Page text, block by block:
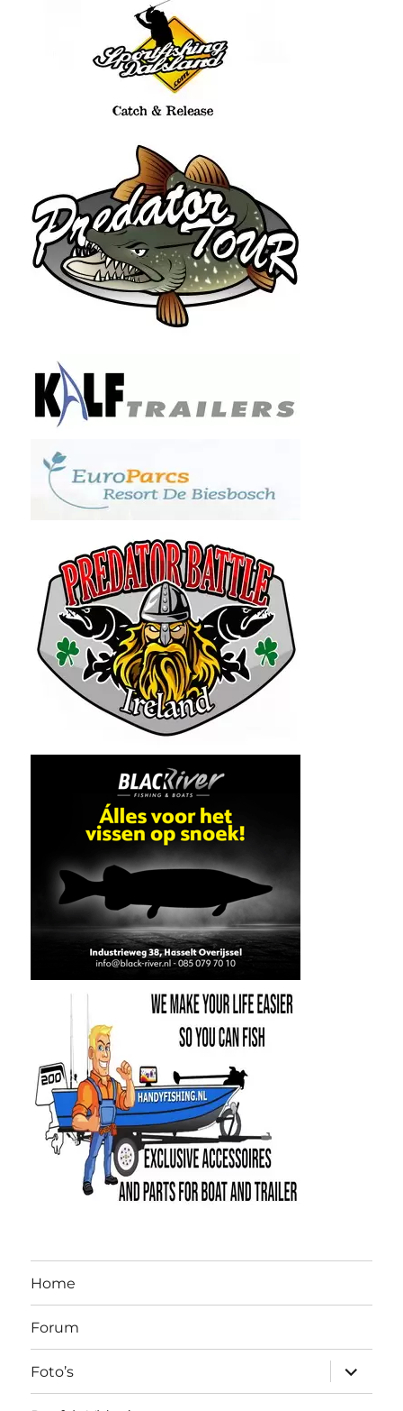
Home
Forum
Foto’s